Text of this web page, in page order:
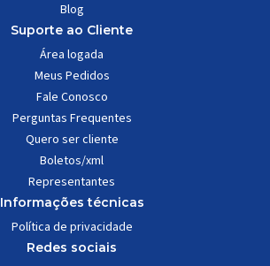
Blog
Suporte ao Cliente
Área logada
Meus Pedidos
Fale Conosco
Perguntas Frequentes
Quero ser cliente
Boletos/xml
Representantes
Informações técnicas
Política de privacidade
Redes sociais